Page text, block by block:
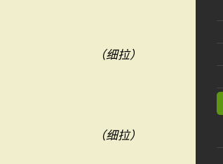
（细拉）
（细拉）